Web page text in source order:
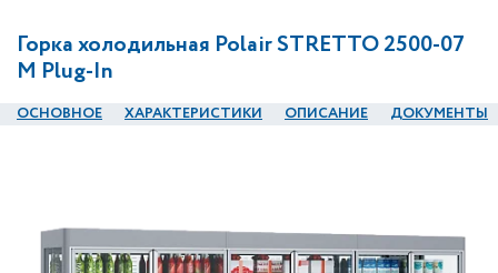
Горка холодильная Polair STRETTO 2500-07
M Plug-In
ОСНОВНОЕ ХАРАКТЕРИСТИКИ ОПИСАНИЕ ДОКУМЕНТЫ